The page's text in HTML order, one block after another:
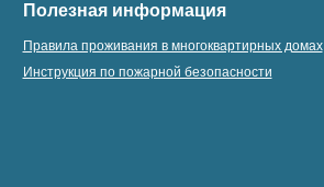
Полезная информация
Правила проживания в многоквартирных домах
Инструкция по пожарной безопасности